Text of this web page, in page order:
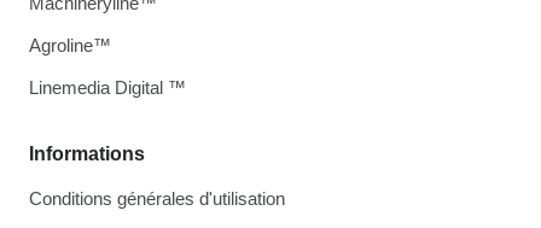
Informations
Conditions générales d'utilisation
Agroline™
Linemedia Digital ™